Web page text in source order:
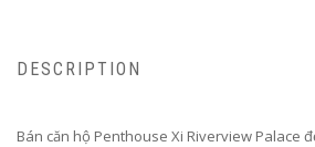
DESCRIPTION
Bán căn hộ Penthouse Xi Riverview Palace